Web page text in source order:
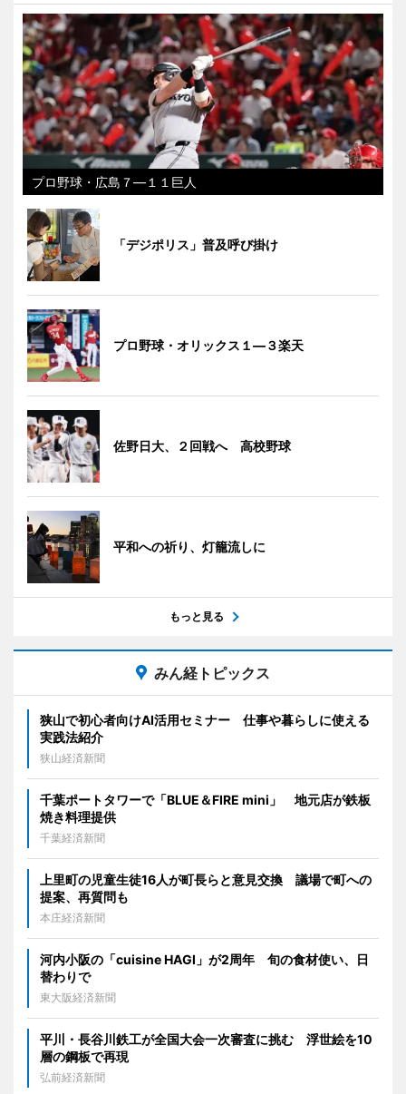
プロ野球・広島７―１１巨人
「デジポリス」普及呼び掛け
プロ野球・オリックス１―３楽天
佐野日大、２回戦へ 高校野球
平和への祈り、灯籠流しに
もっと見る
みん経トピックス
狭山で初心者向けAI活用セミナー 仕事や暮らしに使える
実践法紹介
狭山経済新聞
千葉ポートタワーで「BLUE＆FIRE mini」 地元店が鉄板
焼き料理提供
千葉経済新聞
上里町の児童生徒16人が町長らと意見交換 議場で町への
提案、再質問も
本庄経済新聞
河内小阪の「cuisine HAGI」が2周年 旬の食材使い、日
替わりで
東大阪経済新聞
平川・長谷川鉄工が全国大会一次審査に挑む 浮世絵を10
層の鋼板で再現
弘前経済新聞